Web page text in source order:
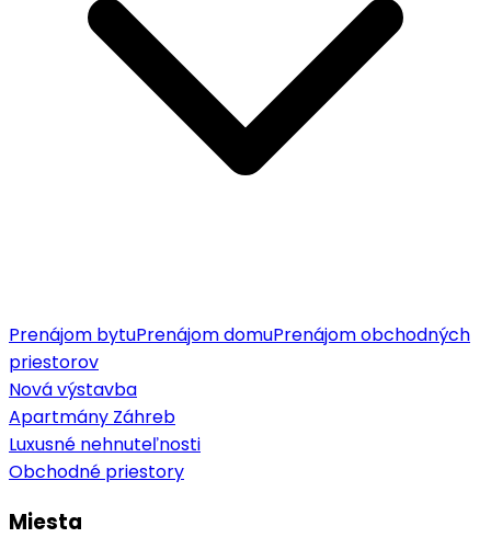
Prenájom bytuPrenájom domuPrenájom obchodných
priestorov
Nová výstavba
Apartmány Záhreb
Luxusné nehnuteľnosti
Obchodné priestory
Miesta